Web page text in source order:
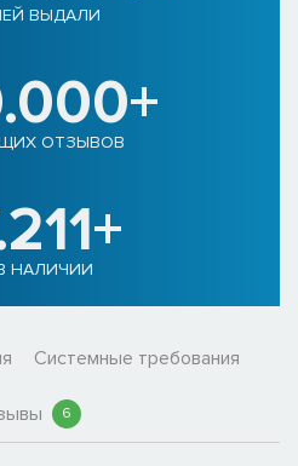
ВЫДАЛИ
ОТЗЫВОВ
НАЛИЧИИ
Системные требования
6